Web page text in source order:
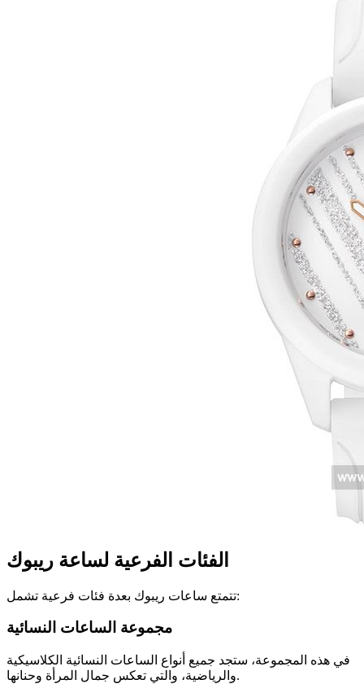
الفئات الفرعية لساعة ريبوك
تتمتع ساعات ريبوك بعدة فئات فرعية تشمل:
مجموعة الساعات النسائية
في هذه المجموعة، ستجد جميع أنواع الساعات النسائية الكلاسيكية
والرياضية، والتي تعكس جمال المرأة وحنانها.